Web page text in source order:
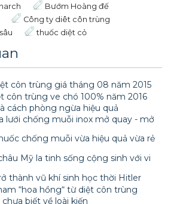
Bướm Hoàng đế
Công ty diêt côn trùng
thuốc diệt cỏ
côn trùng giá tháng 08 năm 2015
côn trùng ve chó 100% năm 2016
cách phòng ngừa hiệu quả
lưới chống muỗi inox mở quay - mở
chống muỗi vừa hiệu quả vừa rẻ
Mỹ la tinh sống cộng sinh với vi
thành vũ khí sinh học thời Hitler
“hoa hồng“ từ diệt côn trùng
biết về loài kiến